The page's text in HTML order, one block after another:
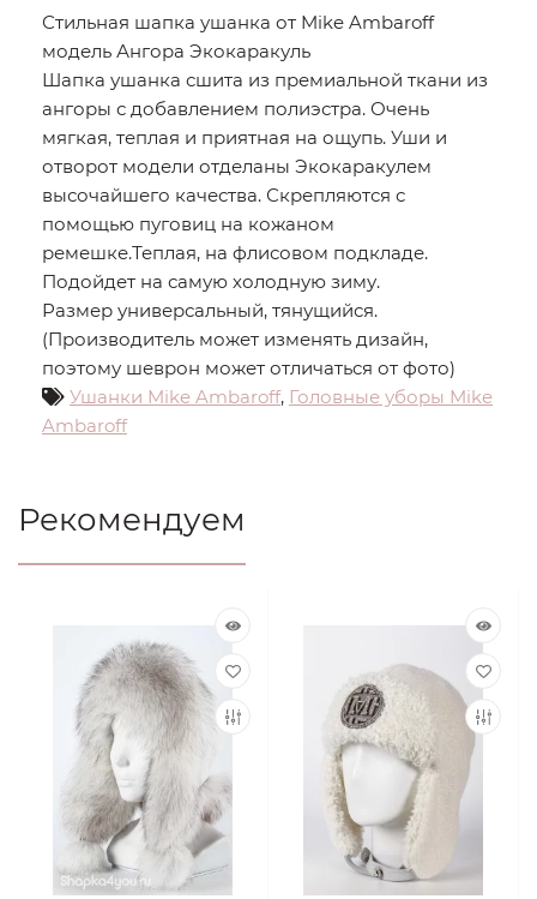
Стильная шапка ушанка от Mike Ambaroff
модель Ангора Экокаракуль
Шапка ушанка сшита из премиальной ткани из
ангоры с добавлением полиэстра. Очень
мягкая, теплая и приятная на ощупь. Уши и
отворот модели отделаны Экокаракулем
высочайшего качества. Скрепляются с
помощью пуговиц на кожаном
ремешке.Теплая, на флисовом подкладе.
Подойдет на самую холодную зиму.
Размер универсальный, тянущийся.
(Производитель может изменять дизайн,
поэтому шеврон может отличаться от фото)
Ушанки Mike Ambaroff, Головные уборы Mike
Ambaroff
Рекомендуем